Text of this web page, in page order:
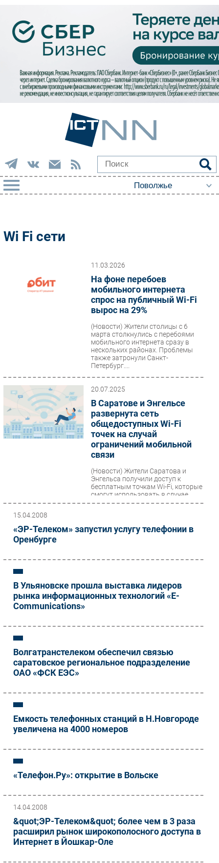
Импорто­замещение
Фиксированная связь
Outsourcing
Кадры
Регулирование
Финансы
Web
РАЗДЕЛЫ
Аналитика
Интервью
Мероприятия
Проекты
Тестовый стенд
Каталог компаний
Wi Fi сети
11.03.2026
На фоне перебоев
мобильного интернета
спрос на публичный Wi-Fi
вырос на 29%
(Новости) Жители столицы с 6
марта столкнулись с перебоями
мобильного интернета сразу в
нескольких районах. Проблемы
также затронули Санкт-
Петербург....
20.07.2025
В Саратове и Энгельсе
развернута сеть
общедоступных Wi-Fi
точек на случай
ограничений мобильной
связи
(Новости) Жители Саратова и
Энгельса получили доступ к
бесплатным точкам Wi-Fi, которые
смогут использовать в случае
введения ограничений
15.04.2008
«ЭР-Телеком» запустил услугу телефонии в
Оренбурге
В Ульяновске прошла выставка лидеров
рынка информационных технологий «E-
Communications»
Волгатранстелеком обеспечил связью
саратовское региональное подразделение
ОАО «ФСК ЕЭС»
Емкость телефонных станций в Н.Новгороде
увеличена на 4000 номеров
«Телефон.Ру»: открытие в Вольске
14.04.2008
&quot;ЭР-Телеком&quot; более чем в 3 раза
расширил рынок широкополосного доступа в
Интернет в Йошкар-Оле